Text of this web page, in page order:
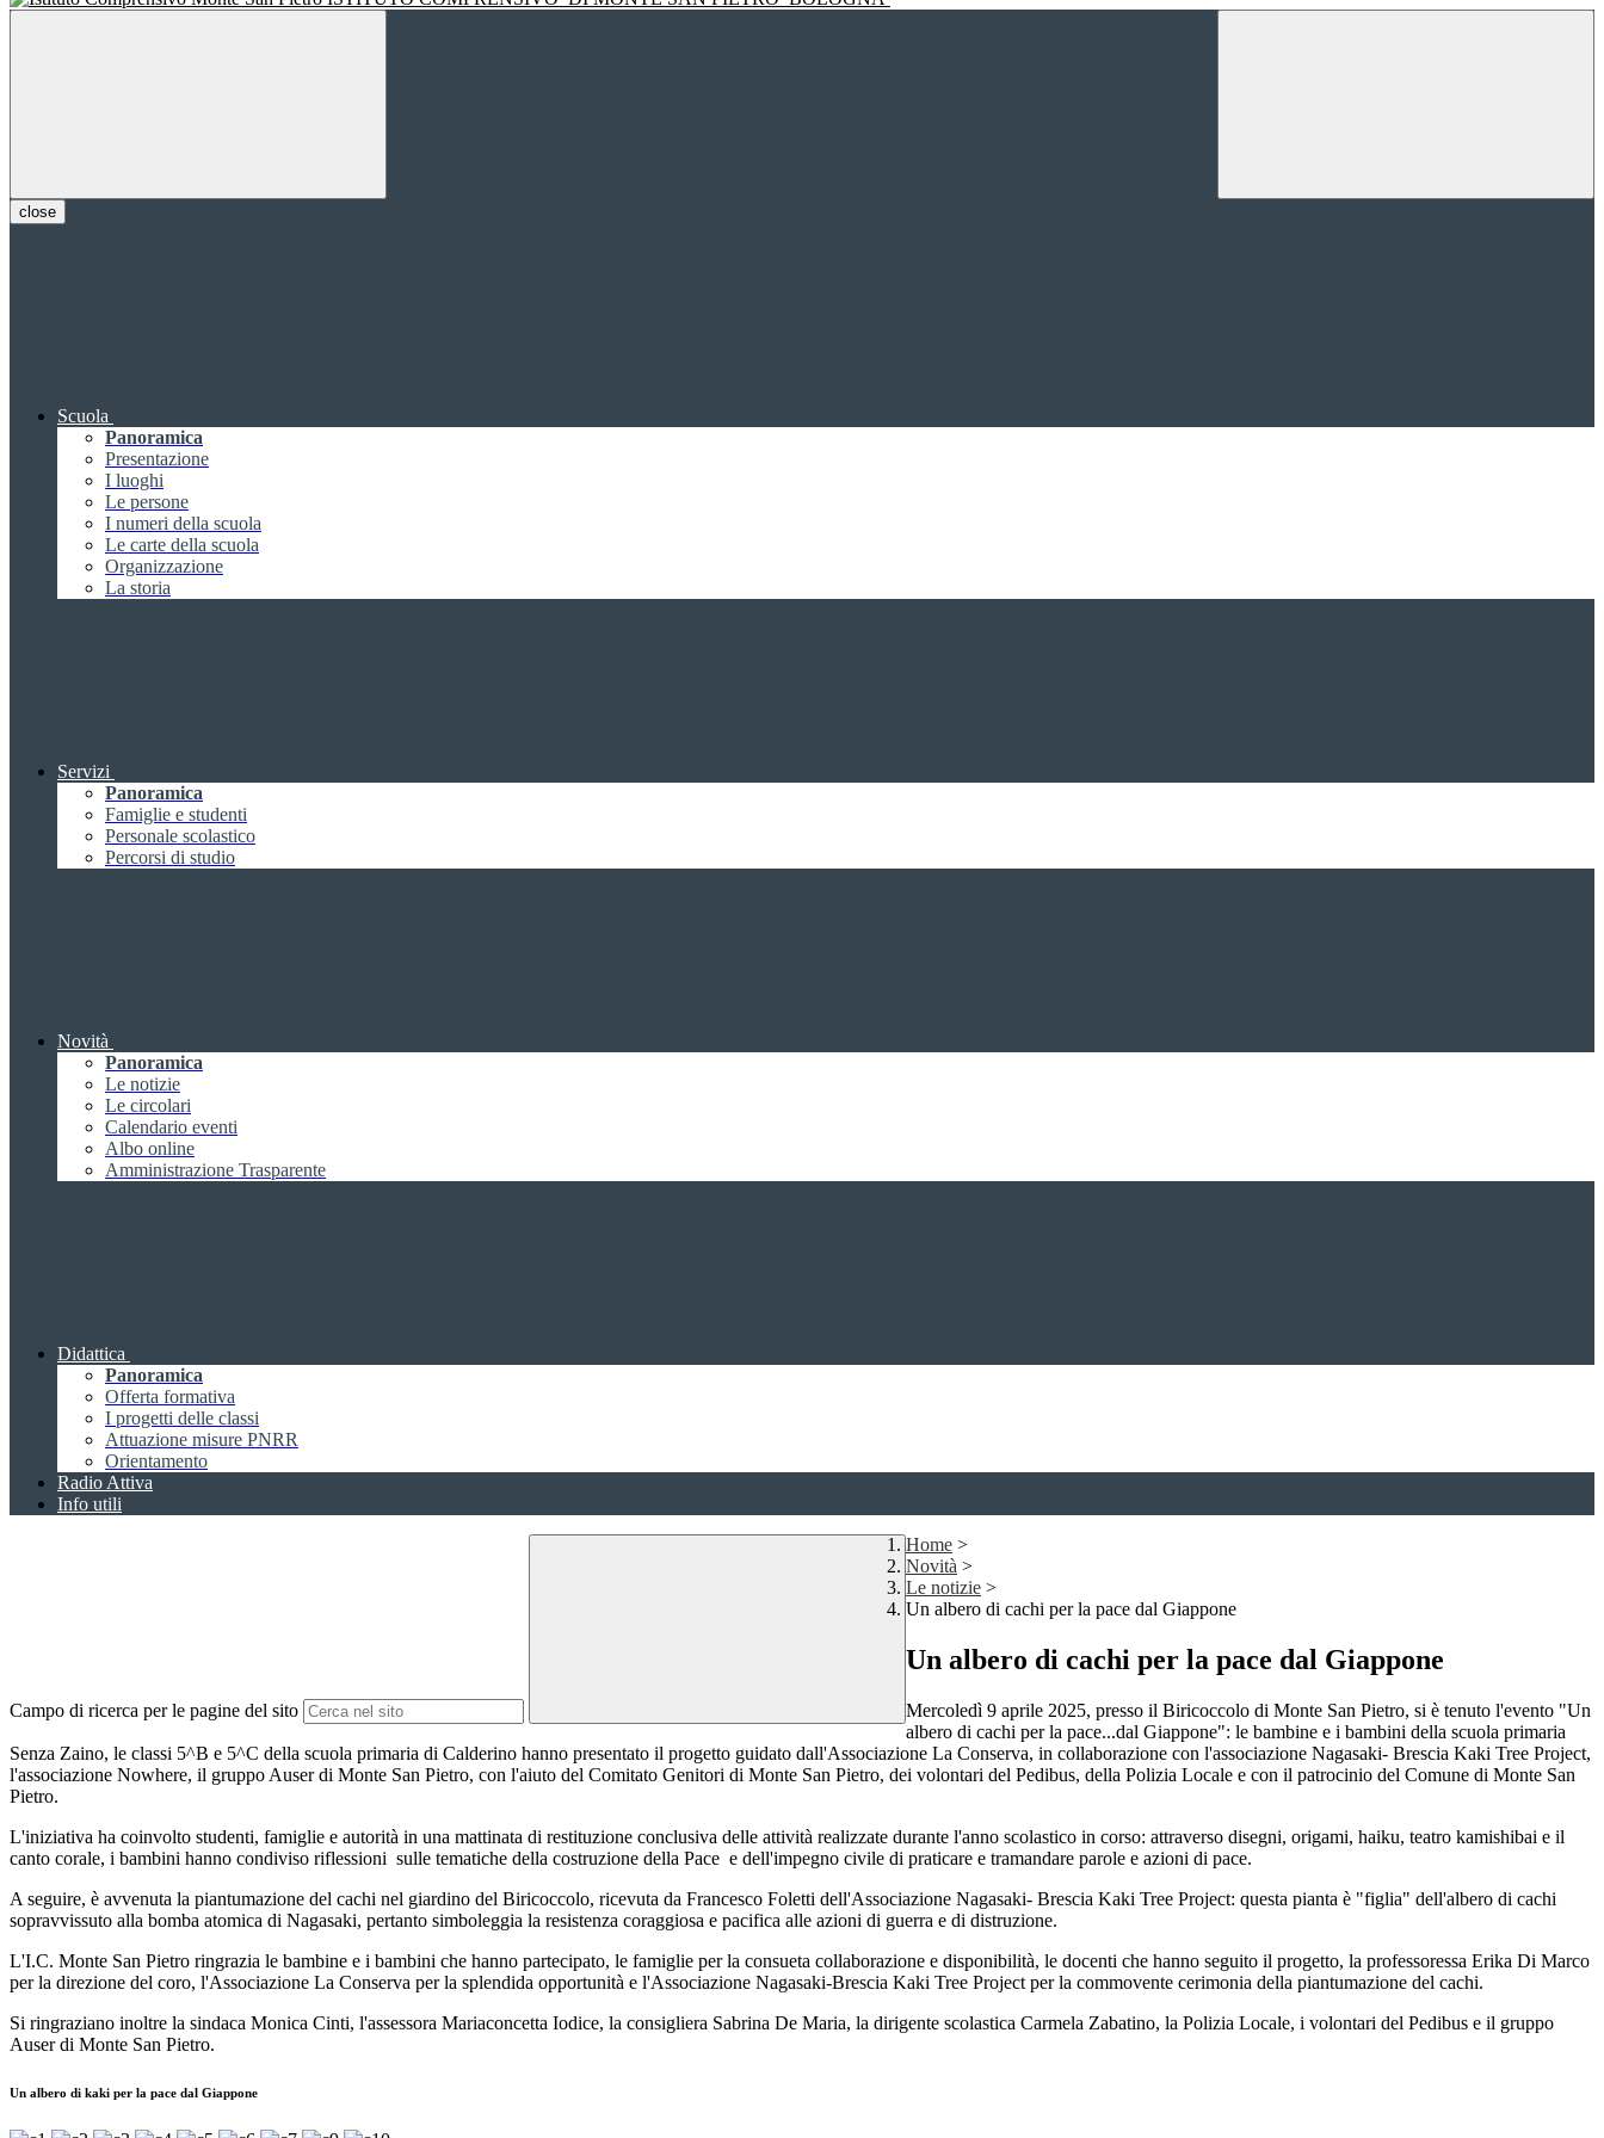
close
Scuola
Panoramica
Presentazione
I luoghi
Le persone
I numeri della scuola
Le carte della scuola
Organizzazione
La storia
Servizi
Panoramica
Famiglie e studenti
Personale scolastico
Percorsi di studio
Novità
Panoramica
Le notizie
Le circolari
Calendario eventi
Albo online
Amministrazione Trasparente
Didattica
Panoramica
Offerta formativa
I progetti delle classi
Attuazione misure PNRR
Orientamento
Radio Attiva
Info utili
Campo di ricerca per le pagine del sito
Home >
Novità >
Le notizie >
Un albero di cachi per la pace dal Giappone
Un albero di cachi per la pace dal Giappone
Mercoledì 9 aprile 2025, presso il Biricoccolo di Monte San Pietro, si è tenuto l'evento "Un
albero di cachi per la pace...dal Giappone": le bambine e i bambini della scuola primaria
Senza Zaino, le classi 5^B e 5^C della scuola primaria di Calderino hanno presentato il progetto guidato dall'Associazione La Conserva, in collaborazione con l'associazione Nagasaki- Brescia Kaki Tree Project,
l'associazione Nowhere, il gruppo Auser di Monte San Pietro, con l'aiuto del Comitato Genitori di Monte San Pietro, dei volontari del Pedibus, della Polizia Locale e con il patrocinio del Comune di Monte San
Pietro.
L'iniziativa ha coinvolto studenti, famiglie e autorità in una mattinata di restituzione conclusiva delle attività realizzate durante l'anno scolastico in corso: attraverso disegni, origami, haiku, teatro kamishibai e il
canto corale, i bambini hanno condiviso riflessioni sulle tematiche della costruzione della Pace e dell'impegno civile di praticare e tramandare parole e azioni di pace.
A seguire, è avvenuta la piantumazione del cachi nel giardino del Biricoccolo, ricevuta da Francesco Foletti dell'Associazione Nagasaki- Brescia Kaki Tree Project: questa pianta è "figlia" dell'albero di cachi
sopravvissuto alla bomba atomica di Nagasaki, pertanto simboleggia la resistenza coraggiosa e pacifica alle azioni di guerra e di distruzione.
L'I.C. Monte San Pietro ringrazia le bambine e i bambini che hanno partecipato, le famiglie per la consueta collaborazione e disponibilità, le docenti che hanno seguito il progetto, la professoressa Erika Di Marco
per la direzione del coro, l'Associazione La Conserva per la splendida opportunità e l'Associazione Nagasaki-Brescia Kaki Tree Project per la commovente cerimonia della piantumazione del cachi.
Si ringraziano inoltre la sindaca Monica Cinti, l'assessora Mariaconcetta Iodice, la consigliera Sabrina De Maria, la dirigente scolastica Carmela Zabatino, la Polizia Locale, i volontari del Pedibus e il gruppo
Auser di Monte San Pietro.
Un albero di kaki per la pace dal Giappone